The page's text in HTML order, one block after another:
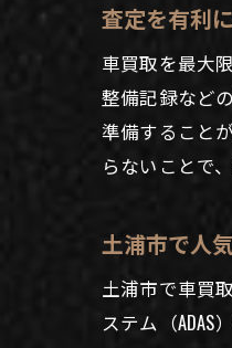
査定を有利
車買取を最大
整備記録など
準備すること
らないことで
土浦市で人
土浦市で車買
ステム（